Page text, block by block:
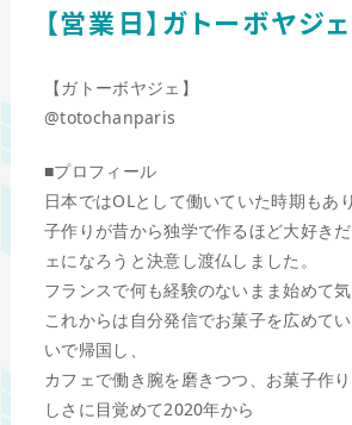
【営業日】ガトーボヤジェ
【ガトーボヤジェ】
@totochanparis
■プロフィール
日本ではOLとして働いていた時期もあ
子作りが昔から独学で作るほど大好き
ェになろうと決意し渡仏しました。
フランスで何も経験のないまま始めて気
これからは自分発信でお菓子を広めて
いで帰国し、
カフェで働き腕を磨きつつ、お菓子作
しさに目覚めて2020年から